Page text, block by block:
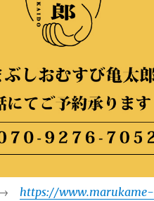
→ https://www.marukame-